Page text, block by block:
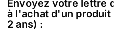
Envoyez votre lettre
à l'achat d'un produit
2 ans) :